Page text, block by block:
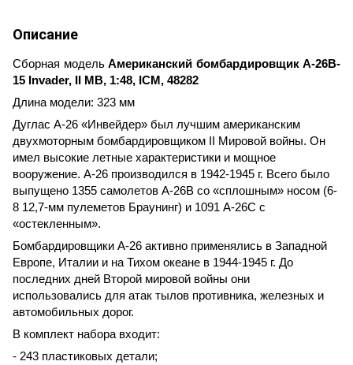
Описание
Сборная модель Американский бомбардировщик A-26B-
15 Invader, ІІ МВ, 1:48, ICM, 48282
Длина модели: 323 мм
Дуглас А-26 «Инвейдер» был лучшим американским
двухмоторным бомбардировщиком II Мировой войны. Он
имел высокие летные характеристики и мощное
вооружение. А-26 производился в 1942-1945 г. Всего было
выпущено 1355 самолетов A-26B со «сплошным» носом (6-
8 12,7-мм пулеметов Браунинг) и 1091 A-26C с
«остекленным».
Бомбардировщики А-26 активно применялись в Западной
Европе, Италии и на Тихом океане в 1944-1945 г. До
последних дней Второй мировой войны они
использовались для атак тылов противника, железных и
автомобильных дорог.
В комплект набора входит:
- 243 пластиковых детали;